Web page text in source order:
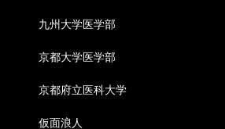
九州大学医学部
京都大学医学部
京都府立医科大学
仮面浪人